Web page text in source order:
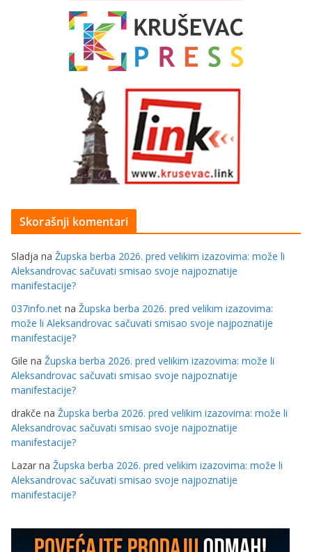
Skorašnji komentari
Sladja na Župska berba 2026. pred velikim izazovima: može li
Aleksandrovac sačuvati smisao svoje najpoznatije
manifestacije?
037info.net na Župska berba 2026. pred velikim izazovima:
može li Aleksandrovac sačuvati smisao svoje najpoznatije
manifestacije?
Gile na Župska berba 2026. pred velikim izazovima: može li
Aleksandrovac sačuvati smisao svoje najpoznatije
manifestacije?
drakče na Župska berba 2026. pred velikim izazovima: može li
Aleksandrovac sačuvati smisao svoje najpoznatije
manifestacije?
Lazar na Župska berba 2026. pred velikim izazovima: može li
Aleksandrovac sačuvati smisao svoje najpoznatije
manifestacije?